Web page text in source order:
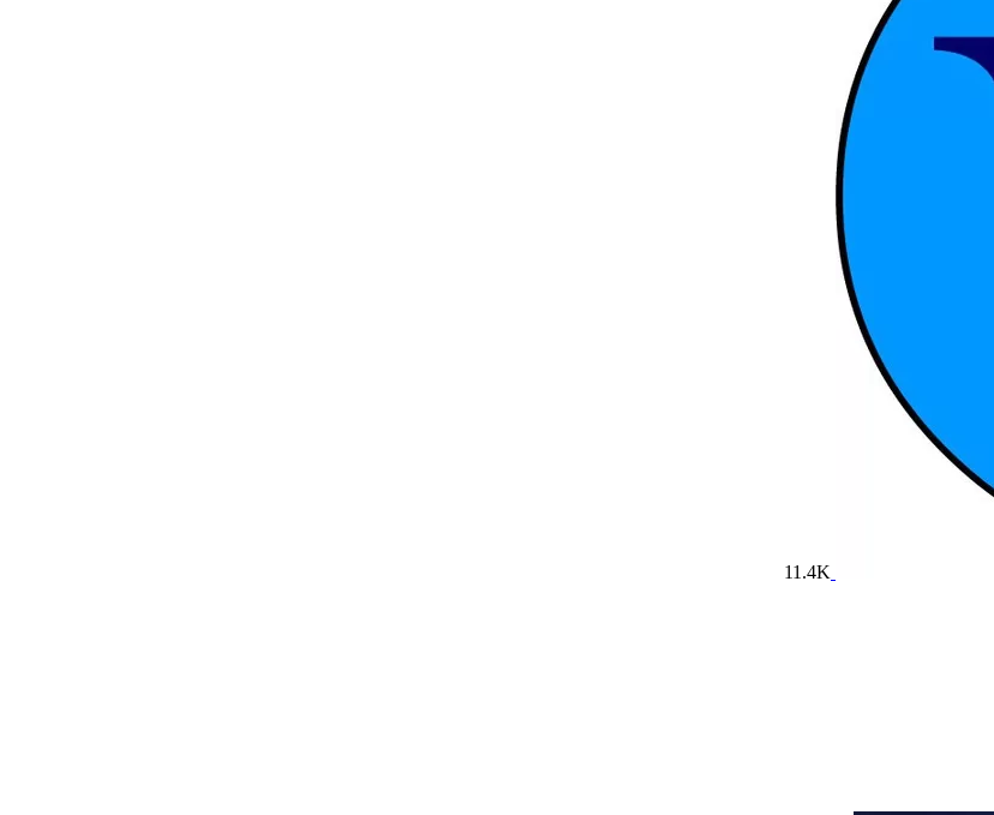
11.4K